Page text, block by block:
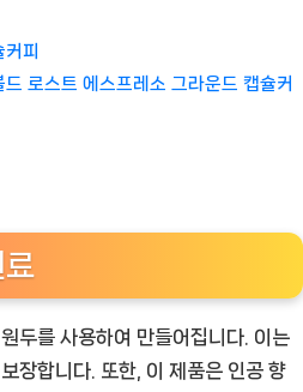
이
추
천
피
로스트 에스프레소 그라운드 캡슐커
료
두를 사용하여 만들어집니다. 이는
장합니다. 또한, 이 제품은 인공 향